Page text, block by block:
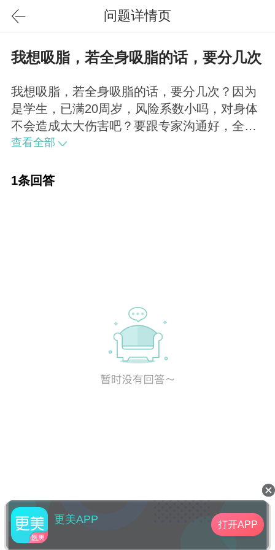
问题详情页
我想吸脂，若全身吸脂的话，要分几次
我想吸脂，若全身吸脂的话，要分几次？因为
是学生，已满20周岁，风险系数小吗，对身体
不会造成太大伤害吧？要跟专家沟通好，全身
吸脂要根据个体情况，一般分2--3次进行。在
能自身体质太差。
查看全部
1条回答
更美APP 打开APP